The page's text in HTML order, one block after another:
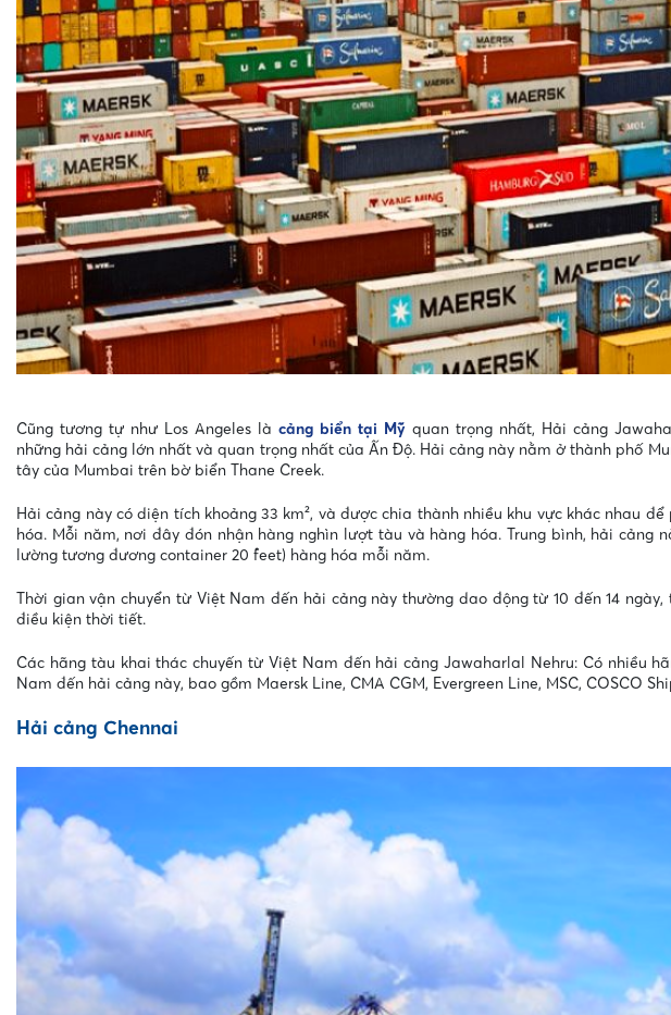
Cũng tương tự như Los Angeles là cảng biển tại Mỹ quan trọng nhất, Hải cảng
những hải cảng lớn nhất và quan trọng nhất của Ấn Độ. Hải cảng này nằm ở thành phố
tây của Mumbai trên bờ biển Thane Creek.
Hải cảng này có diện tích khoảng 33 km², và được chia thành nhiều khu vực khác nhau
hóa. Mỗi năm, nơi đây đón nhận hàng nghìn lượt tàu và hàng hóa. Trung bình, hải cảng
lường tương đương container 20 feet) hàng hóa mỗi năm.
Thời gian vận chuyển từ Việt Nam đến hải cảng này thường dao động từ 10 đến 14
điều kiện thời tiết.
Các hãng tàu khai thác chuyến từ Việt Nam đến hải cảng Jawaharlal Nehru: Có nhiều
Nam đến hải cảng này, bao gồm Maersk Line, CMA CGM, Evergreen Line, MSC, COSCO
Hải cảng Chennai